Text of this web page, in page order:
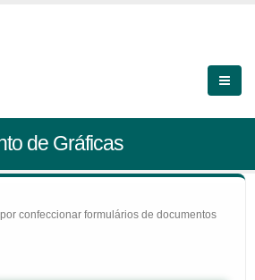
de Gráficas
confeccionar formulários de documentos